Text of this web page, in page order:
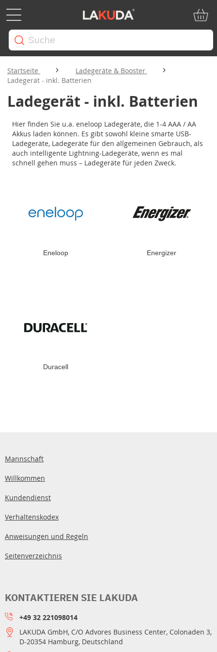
Startseite
Ladegeräte & Booster
Ladegerät - inkl. Batterien
Ladegerät - inkl. Batterien
Hier finden Sie u.a. eneloop Ladegeräte, die 1-4 AAA / AA
Akkus laden können. Es gibt sowohl kleine smarte USB-
Ladegeräte, Ladegeräte für den allgemeinen Gebrauch, als
auch intelligente Lightning-Ladegeräte, wenn es mal
schnell gehen muss – Ladegeräte für jeden Zweck.
Eneloop Energizer
Duracell
Mannschaft
Willkommen
Kundendienst
Verhaltenskodex
Anweisungen und Regeln
Seitenverzeichnis
KONTAKTIEREN SIE LAKUDA
+49 32 221098014
LAKUDA GmbH, C/O Advores Business Center, Colonaden 3,
D-20354 Hamburg, Deutschland